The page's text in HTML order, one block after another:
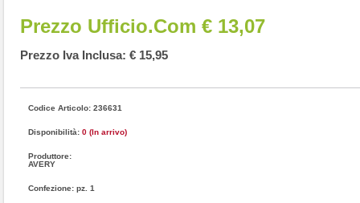
Prezzo Ufficio.com € 13,07
Prezzo Iva Inclusa: € 15,95
Codice Articolo: 236631
Disponibilità: 0 (In arrivo)
Produttore:
AVERY
Confezione: pz. 1